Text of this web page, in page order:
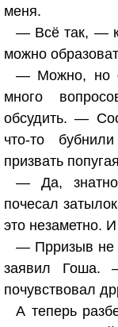
меня.
— Всё так, —
можно
— Можно, но
много
обсудить. —
что-то
призвать
— Да,
почесал
это незаметно.
— Прризыв не
заявил Гоша.
почувствовал
А теперь